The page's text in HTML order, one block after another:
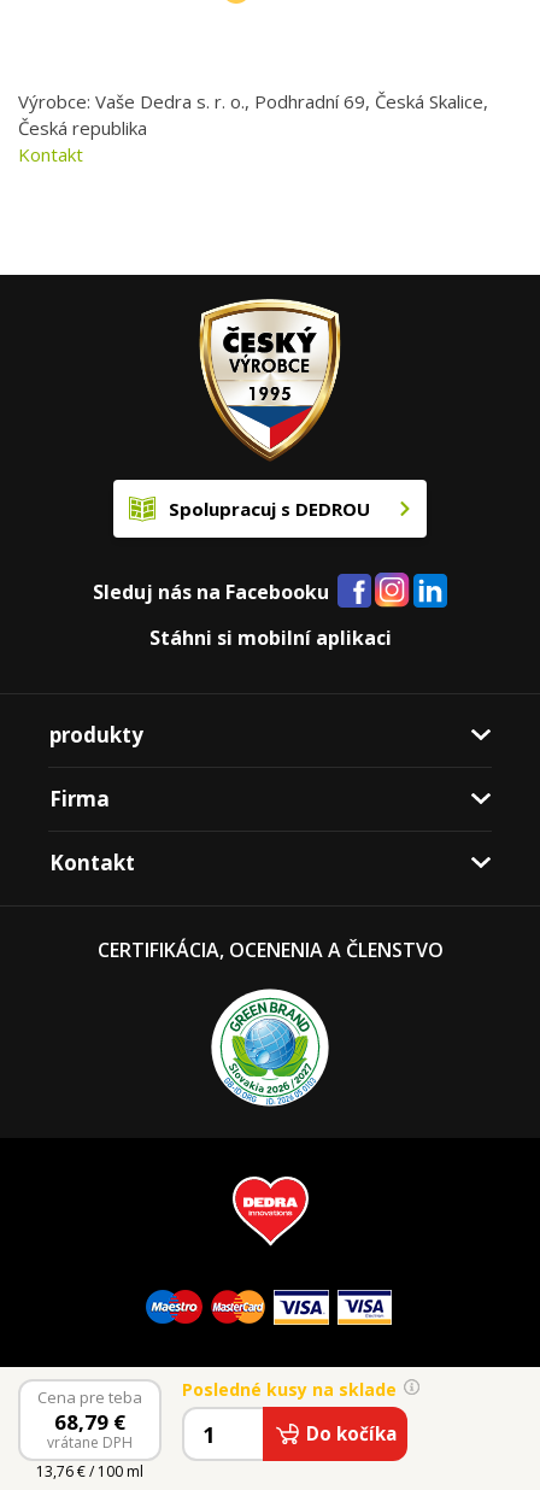
Cena pre teba
68,79 €
vrátane DPH
13,76 € / 100 ml
Posledné kusy na sklade
Do kočíka
Výrobce: Vaše Dedra s. r. o., Podhradní 69, Česká Skalice,
Česká republika
Kontakt
Spolupracuj s DEDROU
Sleduj nás na Facebooku
Stáhni si mobilní aplikaci
produkty
Firma
Kontakt
CERTIFIKÁCIA, OCENENIA A ČLENSTVO
© 2026 Vaše Dedra, s.r.o.